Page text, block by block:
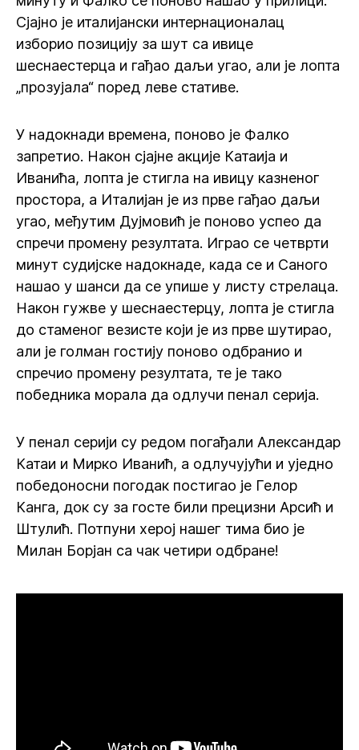
Сјајно је италијански интернационалац
изборио позицију за шут са ивице
шеснаестерца и гађао даљи угао, али је лопта
„прозујала“ поред леве стативе.
У надокнади времена, поново је Фалко
запретио. Након сјајне акције Катаија и
Иванића, лопта је стигла на ивицу казненог
простора, а Италијан је из прве гађао даљи
угао, међутим Дујмовић је поново успео да
спречи промену резултата. Играо се четврти
минут судијске надокнаде, када се и Саного
нашао у шанси да се упише у листу стрелаца.
Након гужве у шеснаестерцу, лопта је стигла
до стаменог везисте који је из прве шутирао,
али је голман гостију поново одбранио и
спречио промену резултата, те је тако
победника морала да одлучи пенал серија.
У пенал серији су редом погађали Александар
Катаи и Мирко Иванић, а одлучујући и уједно
победоносни погодак постигао је Гелор
Канга, док су за госте били прецизни Арсић и
Штулић. Потпуни херој нашег тима био је
Милан Борјан са чак четири одбране!